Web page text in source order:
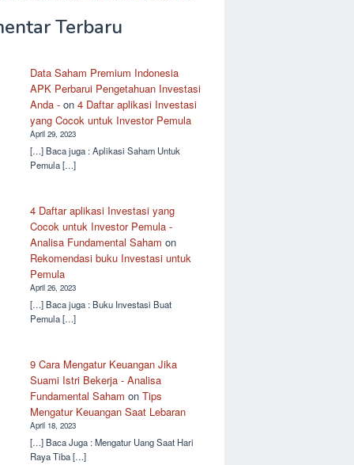
Terbaru
Data Saham Premium Indonesia
APK Perbarui Pengetahuan Investasi
Anda - on4 Daftar aplikasi Investasi
yang Cocok untuk Investor Pemula
April 29, 2023
[…] Baca juga : Aplikasi Saham Untuk
Pemula […]
4 Daftar aplikasi Investasi yang
Cocok untuk Investor Pemula -
Analisa Fundamental Saham on
Rekomendasi buku Investasi untuk
Pemula
April 26, 2023
[…] Baca juga : Buku Investasi Buat
Pemula […]
9 Cara Mengatur Keuangan Jika
Suami Istri Bekerja - Analisa
Fundamental Saham onTips
Mengatur Keuangan Saat Lebaran
April 18, 2023
[…] Baca Juga : Mengatur Uang Saat Hari
Raya Tiba […]